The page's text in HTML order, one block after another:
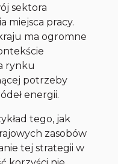
sektora
miejsca pracy.
ma ogromne
rynku
potrzeby
energii.
tego, jak
zasobów
tej strategii w